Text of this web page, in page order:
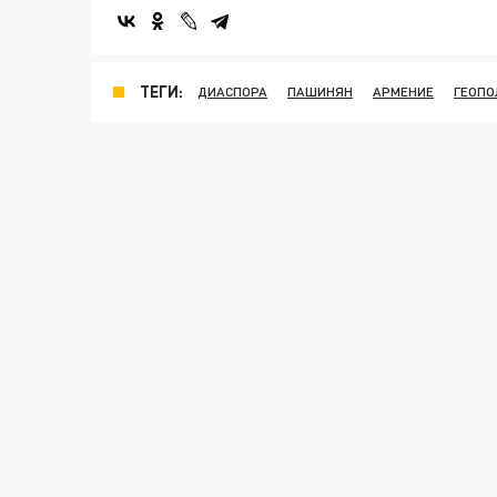
ТЕГИ: ДИАСПОРА ПАШИНЯН АРМЕНИЕ